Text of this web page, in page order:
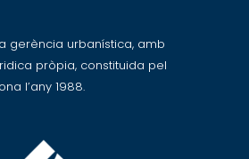
gerència urbanística, amb
pròpia, constituida pel
l’any 1988.